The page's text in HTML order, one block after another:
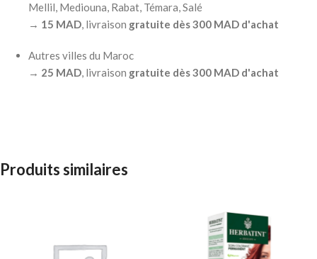
Mellil, Mediouna, Rabat, Témara, Salé
→ 15 MAD, livraison gratuite dès 300 MAD d'achat
Autres villes du Maroc
→ 25 MAD, livraison gratuite dès 300 MAD d'achat
Produits similaires